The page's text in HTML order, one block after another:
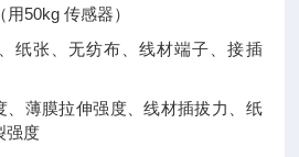
50kg 传感器）
纸张、无纺布、线材端子、接插
、薄膜拉伸强度、线材插拔力、纸
强度